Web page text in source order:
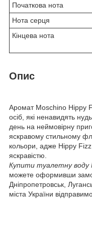
Початкова нота
Нота серця
Кінцева нота
Опис
Аромат Moschino Hippy
осіб, які ненавидять
день на неймовірну
яскравому стильному
кольори, адже Hippy
яскравістю.
Купити туалетну воду
можете оформивши
Дніпропетровськ,
міста України